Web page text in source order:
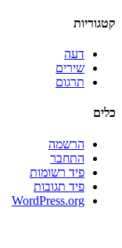
קטגוריות
דעה
שירים
תרגום
כלים
הרשמה
התחבר
פיד רשומות
פיד תגובות
WordPress.org